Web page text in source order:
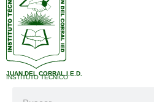
INSTITUTO TÉCNICO
JUAN DEL CORRAL I.E.D.